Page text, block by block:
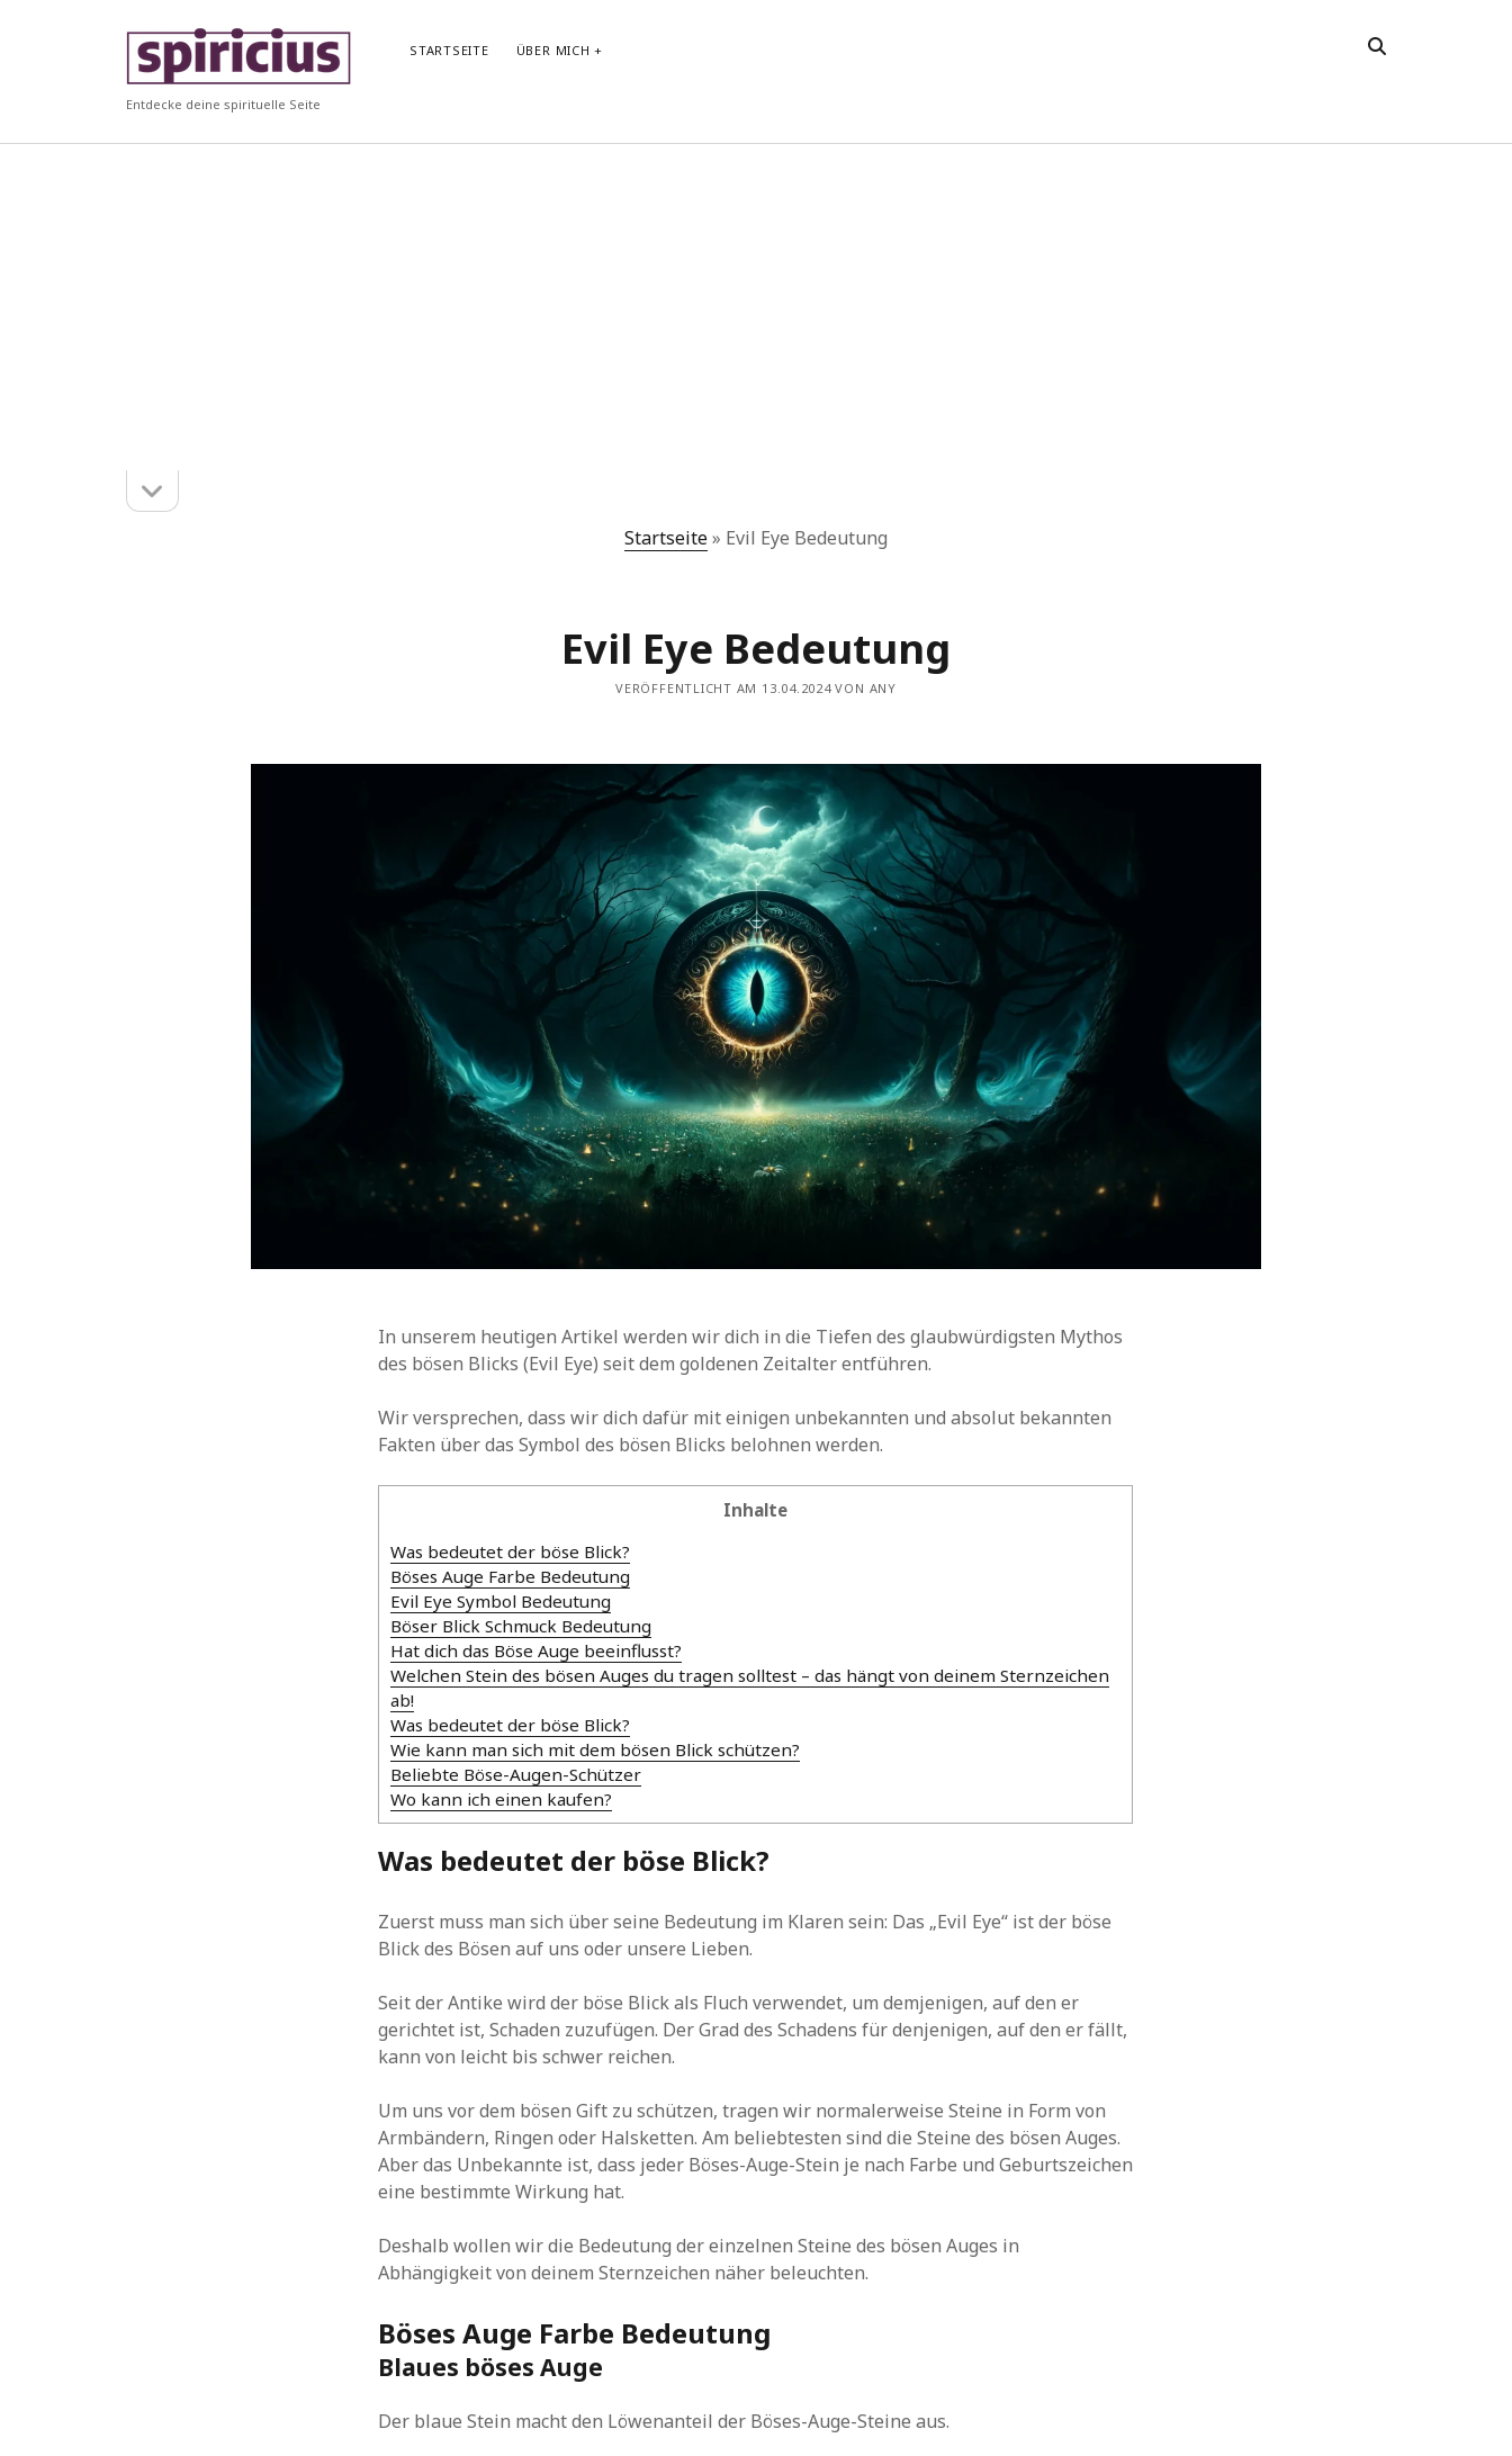
Spiricius
Entdecke deine spirituelle Seite
STARTSEITE ÜBER MICH
öffnen
Recent Posts
Spirituelle Bedeutungen der zweiköpfigen Schlange
Spirituelle Praktiken zur Linderung von Angst
Startseite» Evil Eye Bedeutung
Evil Eye Bedeutung
VERÖFFENTLICHT AM 13.04.2024 VON ANY
In unserem heutigen Artikel werden wir dich in die Tiefen des glaubwürdigsten Mythos
des bösen Blicks (Evil Eye) seit dem goldenen Zeitalter entführen.
Wir versprechen, dass wir dich dafür mit einigen unbekannten und absolut bekannten
Fakten über das Symbol des bösen Blicks belohnen werden.
Inhalte
Was bedeutet der böse Blick?
Böses Auge Farbe Bedeutung
Evil Eye Symbol Bedeutung
Böser Blick Schmuck Bedeutung
Hat dich das Böse Auge beeinflusst?
Welchen Stein des bösen Auges du tragen solltest – das hängt von deinem Sternzeichen
ab!
Was bedeutet der böse Blick?
Wie kann man sich mit dem bösen Blick schützen?
Beliebte Böse-Augen-Schützer
Wo kann ich einen kaufen?
Was bedeutet der böse Blick?
Zuerst muss man sich über seine Bedeutung im Klaren sein: Das „Evil Eye“ ist der böse
Blick des Bösen auf uns oder unsere Lieben.
Seit der Antike wird der böse Blick als Fluch verwendet, um demjenigen, auf den er
gerichtet ist, Schaden zuzufügen. Der Grad des Schadens für denjenigen, auf den er fällt,
kann von leicht bis schwer reichen.
Um uns vor dem bösen Gift zu schützen, tragen wir normalerweise Steine in Form von
Armbändern, Ringen oder Halsketten. Am beliebtesten sind die Steine des bösen Auges.
Aber das Unbekannte ist, dass jeder Böses-Auge-Stein je nach Farbe und Geburtszeichen
eine bestimmte Wirkung hat.
Deshalb wollen wir die Bedeutung der einzelnen Steine des bösen Auges in
Abhängigkeit von deinem Sternzeichen näher beleuchten.
Böses Auge Farbe Bedeutung
Blaues böses Auge
Der blaue Stein macht den Löwenanteil der Böses-Auge-Steine aus.